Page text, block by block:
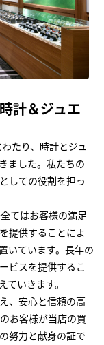
計＆ジュエ
たり、時計とジュ
ました。私たちの
しての役割を担っ
てはお客様の満足
提供することによ
いています。長年の
ビスを提供するこ
いきます。
、安心と信頼の高
お客様が当店の買
努力と献身の証で